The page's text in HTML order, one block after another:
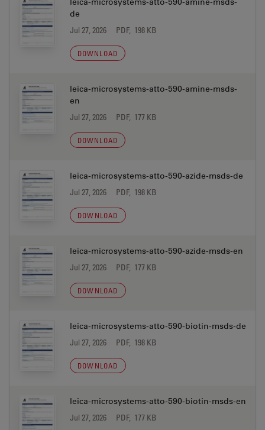
de
Jul 27, 2026 PDF, 198 KB
DOWNLOAD
leica-microsystems-atto-590-amine-msds-
en
Jul 27, 2026 PDF, 177 KB
DOWNLOAD
leica-microsystems-atto-590-azide-msds-de
Jul 27, 2026 PDF, 198 KB
DOWNLOAD
leica-microsystems-atto-590-azide-msds-en
Jul 27, 2026 PDF, 177 KB
DOWNLOAD
leica-microsystems-atto-590-biotin-msds-de
Jul 27, 2026 PDF, 198 KB
DOWNLOAD
leica-microsystems-atto-590-biotin-msds-en
Jul 27, 2026 PDF, 177 KB